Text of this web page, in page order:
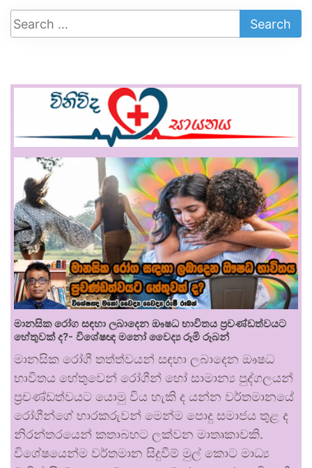
මානසික රෝග සඳහා ලබාදෙන ඖෂධ භාවිතය ප්‍රචණ්ඩත්වයට
හේතුවක් ද?- විශේෂඥ මනෝ වෛද්‍ය රූමි රූබන්
මානසික රෝගී තත්ත්වයන් සඳහා ලබාදෙන ඖෂධ
භාවිතය හේතුවෙන් රෝගීන් හෝ සාමාන්‍ය පුද්ගලයන්
ප්‍රචණ්ඩත්වයට යොමු විය හැකි ද යන්න වර්තමානයේ
රෝගීන්ගේ භාරකරුවන් මෙන්ම පොදු සමාජය තුළ ද
නිරන්තරයෙන් කතාබහට ලක්වන මාතෘකාවකි.
විශේෂයෙන්ම වර්තමාන සිදුවීම් මුල් කොට මාධ්‍ය